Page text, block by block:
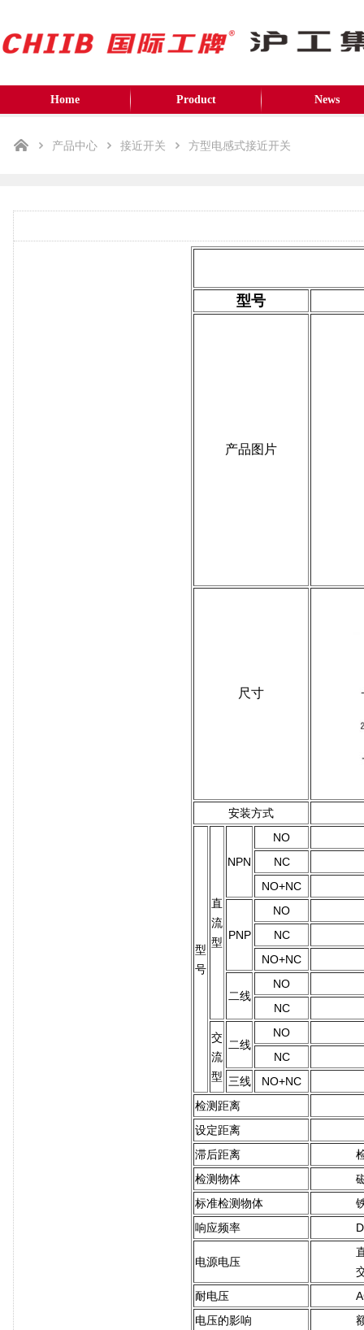
Home Product News
产品中心 接近开关 方型电感式接近开关
型号
产品图片
尺寸
安装方式
型
号
直
流
型
NPN
NO
NC
NO+NC
PNP
NO
NC
NO+NC
二线
NO
NC
交
流
型
二线
NO
NC
三线
NO+NC
检测距离
设定距离
滞后距离
检测物体
标准检测物体
响应频率
电源电压
耐电压
电压的影响